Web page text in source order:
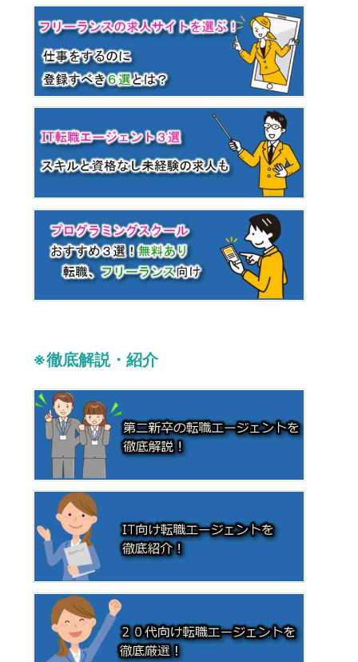
※徹底解説・紹介